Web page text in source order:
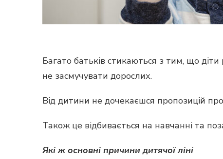
Багато батьків стикаються з тим, що
не засмучувати дорослих.
Від дитини не дочекаєшся пропозицій
Також це відбивається на навчанні та
Які ж основні причини дитячої ліні